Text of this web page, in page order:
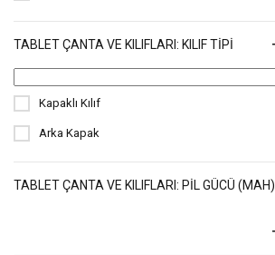
TABLET ÇANTA VE KILIFLARI: KILIF TIPI
Kapaklı Kılıf
Arka Kapak
TABLET ÇANTA VE KILIFLARI: PIL GÜCÜ (MAH)